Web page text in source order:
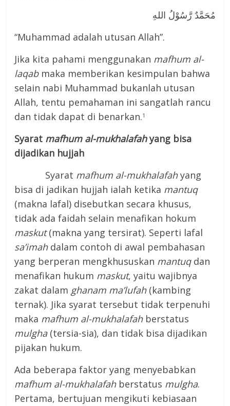
مُحَمَّدٌ رَّسُوْلُ اللهِ
“Muhammad adalah utusan Allah”.
Jika kita pahami menggunakan mafhum al-
laqabmaka memberikan kesimpulan bahwa
selain nabi Muhammad bukanlah utusan
Allah, tentu pemahaman ini sangatlah rancu
dan tidak dapat di benarkan.1
Syarat mafhum al-mukhalafahyang bisa
dijadikan hujjah
Syarat mafhum al-mukhalafahyang
bisa di jadikan hujjah ialah ketika mantuq
(makna lafal) disebutkan secara khusus,
tidak ada faidah selain menafikan hokum
maskut(makna yang tersirat). Seperti lafal
sa’imahdalam contoh di awal pembahasan
yang berperan mengkhususkan mantuqdan
menafikan hukum maskut, yaitu wajibnya
zakat dalam ghanam ma’lufah(kambing
ternak). Jika syarat tersebut tidak terpenuhi
maka mafhum al-mukhalafahberstatus
mulgha(tersia-sia), dan tidak bisa dijadikan
pijakan hukum.
Ada beberapa faktor yang menyebabkan
mafhum al-mukhalafahberstatus mulgha.
Pertama, bertujuan mengikuti kebiasaan